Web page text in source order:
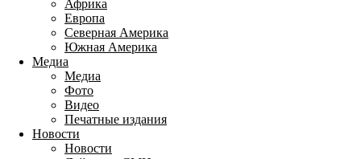
Африка
Европа
Северная Америка
Южная Америка
Медиа
Медиа
Фото
Видео
Печатные издания
Новости
Новости